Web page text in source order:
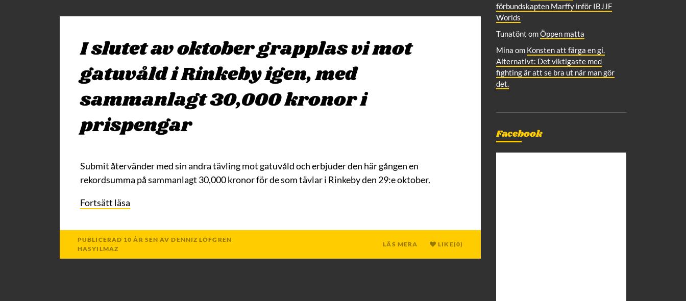
I slutet av oktober grapplas vi mot
gatuvåld i Rinkeby igen, med
sammanlagt 30,000 kronor i
prispengar
Submit återvänder med sin andra tävling mot gatuvåld och erbjuder den här gången en
rekordsumma på sammanlagt 30,000 kronor för de som tävlar i Rinkeby den 29:e oktober.
Fortsätt läsa
PUBLICERAD 10 ÅR SEN AVDENNIZ LÖFGREN
HASYILMAZ
LÄS MERA LIKE(0)
förbundskapten Marffy inför IBJJF
Worlds
Tunatönt omÖppen matta
Mina om Konsten att färga en gi.
Alternativt: Det viktigaste med
fighting är att se bra ut när man gör
det.
Facebook